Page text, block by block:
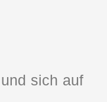
sich auf